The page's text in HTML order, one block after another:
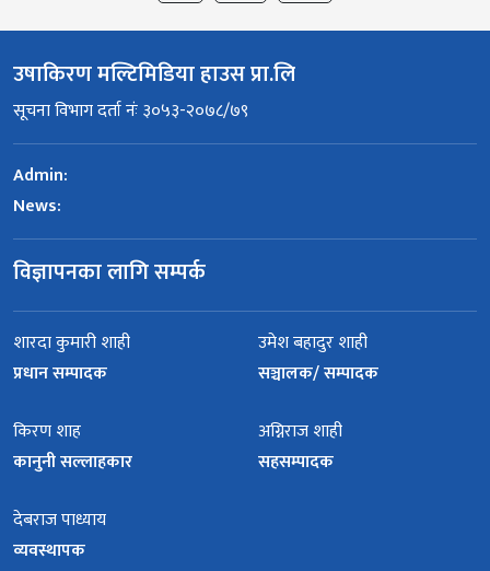
उषाकिरण मल्टिमिडिया हाउस प्रा.लि
सूचना विभाग दर्ता नंः ३०५३-२०७८/७९
Admin:
News:
विज्ञापनका लागि सम्पर्क
शारदा कुमारी शाही
प्रधान सम्पादक
उमेश बहादुर शाही
सञ्चालक/ सम्पादक
किरण शाह
कानुनी सल्लाहकार
अग्निराज शाही
सहसम्पादक
देबराज पाध्याय
व्यवस्थापक